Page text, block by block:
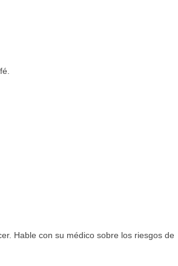
Hable con su médico sobre los riesgos de